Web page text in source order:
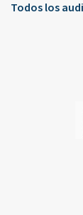
Todos los